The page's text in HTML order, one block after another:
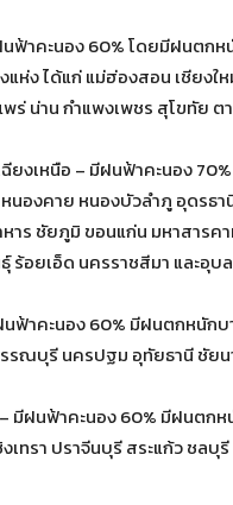
ฟ้าคะนอง 60% โดยมีฝนตกห
แห่ง ได้แก่ แม่ฮ่องสอน เชียงใ
พร่ น่าน กำแพงเพชร สุโขทัย
ยงเหนือ – มีฝนฟ้าคะนอง
หนองคาย หนองบัวลำภู อุดรธ
าร ชัยภูมิ ขอนแก่น มหาสารค
ร้อยเอ็ด นครราชสีมา และอุบ
ฟ้าคะนอง 60% มีฝนตกหนักบ
ณบุรี นครปฐม อุทัยธานี ชัยน
มีฝนฟ้าคะนอง 60% มีฝนตกห
เทรา ปราจีนบุรี สระแก้ว ชลบุ